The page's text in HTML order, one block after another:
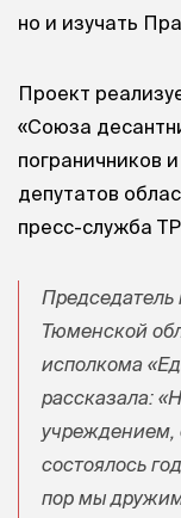
но и изучать
Проект
«Союза
пограничников
депутатов
пресс-служба
Председатель
Тюменской
исполкома
рассказала:
учреждением,
состоялось
пор мы